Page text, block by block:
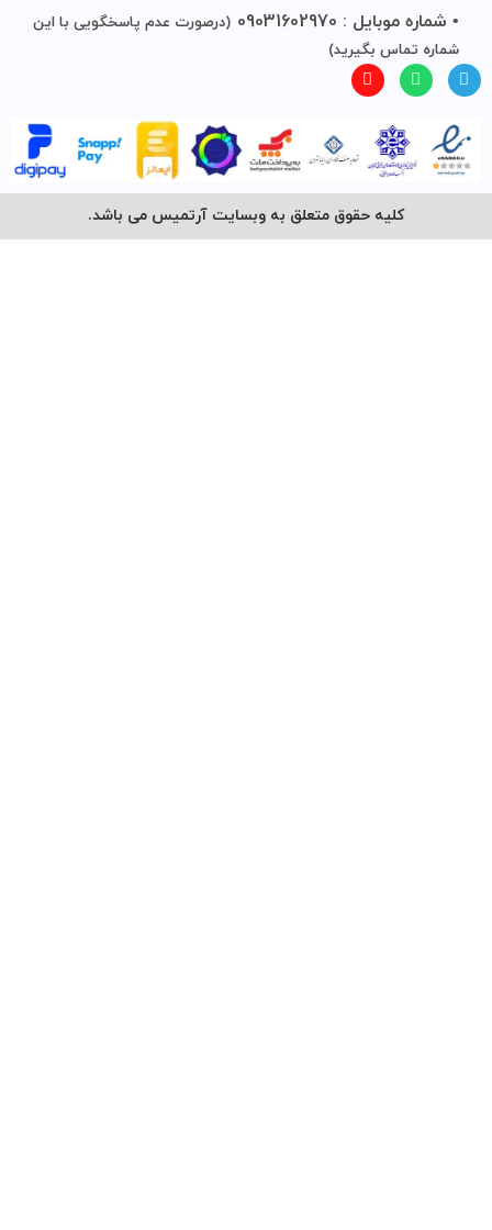
• شماره موبایل : 09031602970
(درصورت عدم پاسخگویی با این
شماره تماس بگیرید)
کلیه حقوق متعلق به وبسایت آرتمیس می باشد.